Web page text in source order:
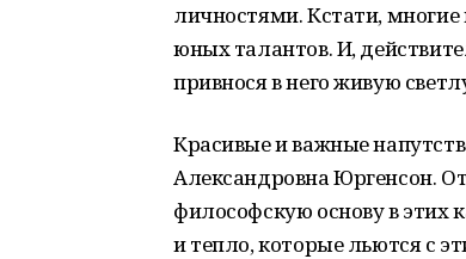
личностями. Кстати,
юных талантов. И,
привнося в него живую
Красивые и важные
Александровна Юргенсон.
философскую основу в этих
и тепло, которые льются с